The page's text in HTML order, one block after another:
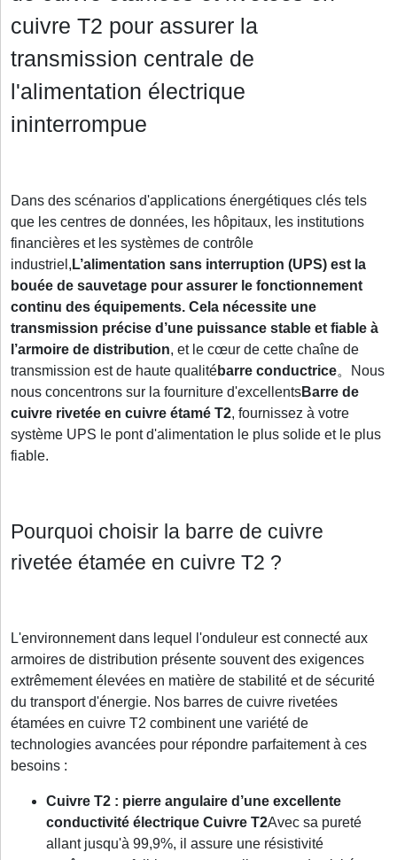
cuivre T2 pour assurer la
transmission centrale de
l'alimentation électrique
ininterrompue
Dans des scénarios d'applications énergétiques clés tels
que les centres de données, les hôpitaux, les institutions
financières et les systèmes de contrôle
industriel, L’alimentation sans interruption (UPS) est la
bouée de sauvetage pour assurer le fonctionnement
continu des équipements. Cela nécessite une
transmission précise d’une puissance stable et fiable à
l’armoire de distribution, et le cœur de cette chaîne de
transmission est de haute qualitébarre conductrice。Nous
nous concentrons sur la fourniture d'excellentsBarre de
cuivre rivetée en cuivre étamé T2, fournissez à votre
système UPS le pont d'alimentation le plus solide et le plus
fiable.
Pourquoi choisir la barre de cuivre
rivetée étamée en cuivre T2 ?
L'environnement dans lequel l'onduleur est connecté aux
armoires de distribution présente souvent des exigences
extrêmement élevées en matière de stabilité et de sécurité
du transport d'énergie. Nos barres de cuivre rivetées
étamées en cuivre T2 combinent une variété de
technologies avancées pour répondre parfaitement à ces
besoins :
Cuivre T2 : pierre angulaire d’une excellente
conductivité électrique Cuivre T2Avec sa pureté
allant jusqu'à 99,9%, il assure une résistivité